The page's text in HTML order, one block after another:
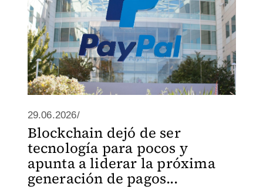
29.06.2026/
Blockchain dejó de ser
tecnología para pocos y
apunta a liderar la próxima
generación de pagos...